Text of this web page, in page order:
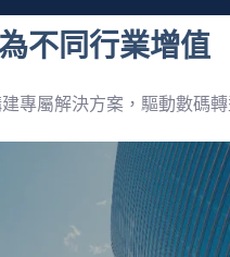
不同行業增值
專屬解決方案，驅動數碼